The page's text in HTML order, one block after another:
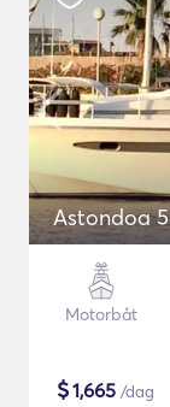
Astondoa
Motorbåt
$1,665 /dag